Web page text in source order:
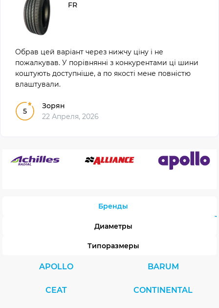
FR
Обрав цей варіант через нижчу ціну і не
пожалкував. У порівнянні з конкурентами ці шини
коштують доступніше, а по якості мене повністю
влаштували.
5
Зорян
22 Апреля, 2026
Бренды
Диаметры
Типоразмеры
APOLLO BARUM
CEAT CONTINENTAL